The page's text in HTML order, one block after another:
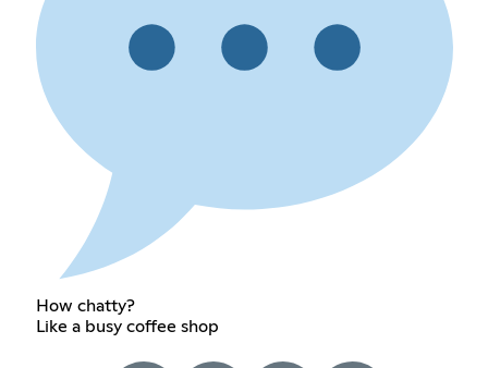
How chatty?
Like a busy coffee shop